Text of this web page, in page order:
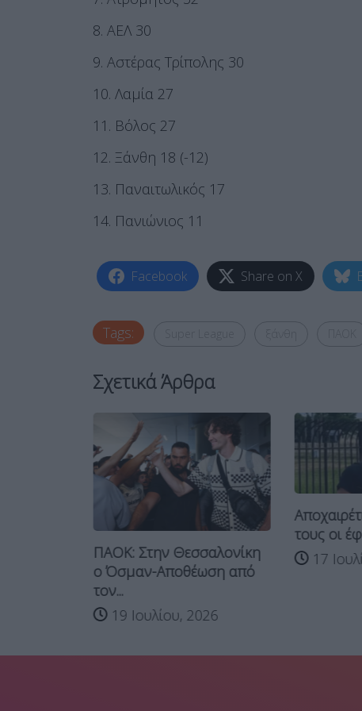
8. ΑΕΛ 30
9. Αστέρας Τρίπολης 30
10. Λαμία 27
11. Βόλος 27
12. Ξάνθη 18 (-12)
13. Παναιτωλικός 17
14. Πανιώνιος 11
Facebook Share on X
Tags:
Σχετικά Άρθρα
ΠΑΟΚ: Στην Θεσσαλονίκη
ο Όσμαν-Αποθέωση από
τον...
19 Ιουλίου, 2026
τους οι
17